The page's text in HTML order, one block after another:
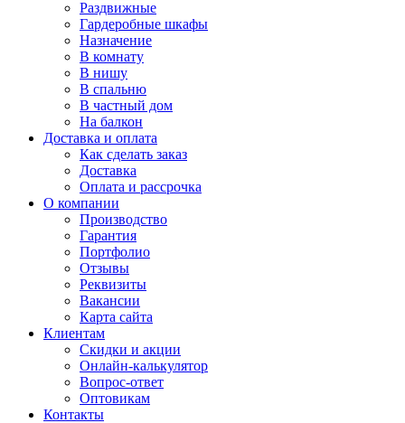
Раздвижные
Гардеробные шкафы
Назначение
В комнату
В нишу
В спальню
В частный дом
На балкон
Доставка и оплата
Как сделать заказ
Доставка
Оплата и рассрочка
О компании
Производство
Гарантия
Портфолио
Отзывы
Реквизиты
Вакансии
Карта сайта
Клиентам
Скидки и акции
Онлайн-калькулятор
Вопрос-ответ
Оптовикам
Контакты